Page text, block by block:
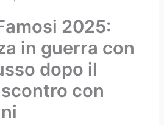
2025:
in guerra con
dopo il
con